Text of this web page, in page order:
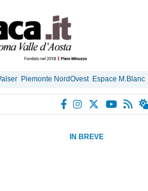
Piemonte NordOvest Espace M.Blanc
IN BREVE